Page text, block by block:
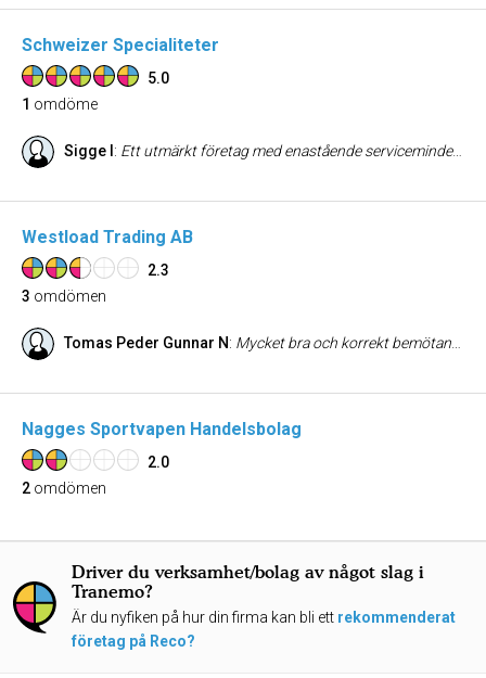
Schweizer Specialiteter
5.0
1 omdöme
Sigge I : Ett utmärkt företag med enastående serviceminded personal som verkligen vill att kunderna skall vara nöjda och komma tillbaka. Man känner som kund att man får valuta för pengarna. Sigge Ivarsson, Göteborg
Westload Trading AB
2.3
3 omdömen
Tomas Peder Gunnar N: Mycket bra och korrekt bemötande samt bästa pris.Köpt både gallerskopa och grip s45
Nagges Sportvapen Handelsbolag
2.0
2 omdömen
Driver du verksamhet/bolag av något slag i
Tranemo?
Är du nyfiken på hur din firma kan bli ett rekommenderat
företag på Reco?